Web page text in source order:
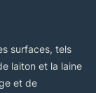
surfaces, tels
laiton et la laine
et de